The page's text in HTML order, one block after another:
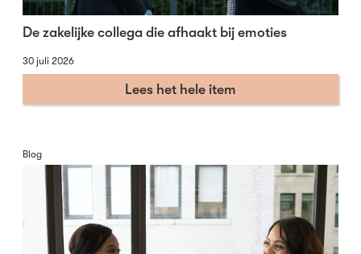
De zakelijke collega die afhaakt bij emoties
30 juli 2026
Lees het hele item
Blog